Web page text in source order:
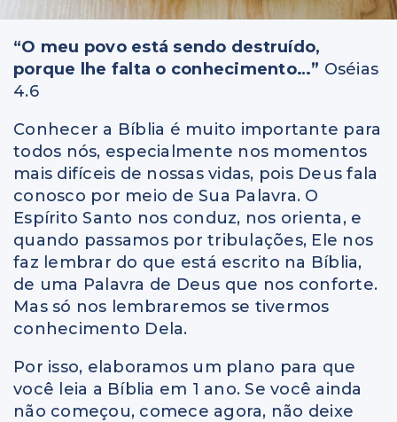
“O meu povo está sendo destruído,
porque lhe falta o conhecimento…” Oséias
4.6
Conhecer a Bíblia é muito importante para
todos nós, especialmente nos momentos
mais difíceis de nossas vidas, pois Deus fala
conosco por meio de Sua Palavra. O
Espírito Santo nos conduz, nos orienta, e
quando passamos por tribulações, Ele nos
faz lembrar do que está escrito na Bíblia,
de uma Palavra de Deus que nos conforte.
Mas só nos lembraremos se tivermos
conhecimento Dela.
Por isso, elaboramos um plano para que
você leia a Bíblia em 1 ano. Se você ainda
não começou, comece agora, não deixe